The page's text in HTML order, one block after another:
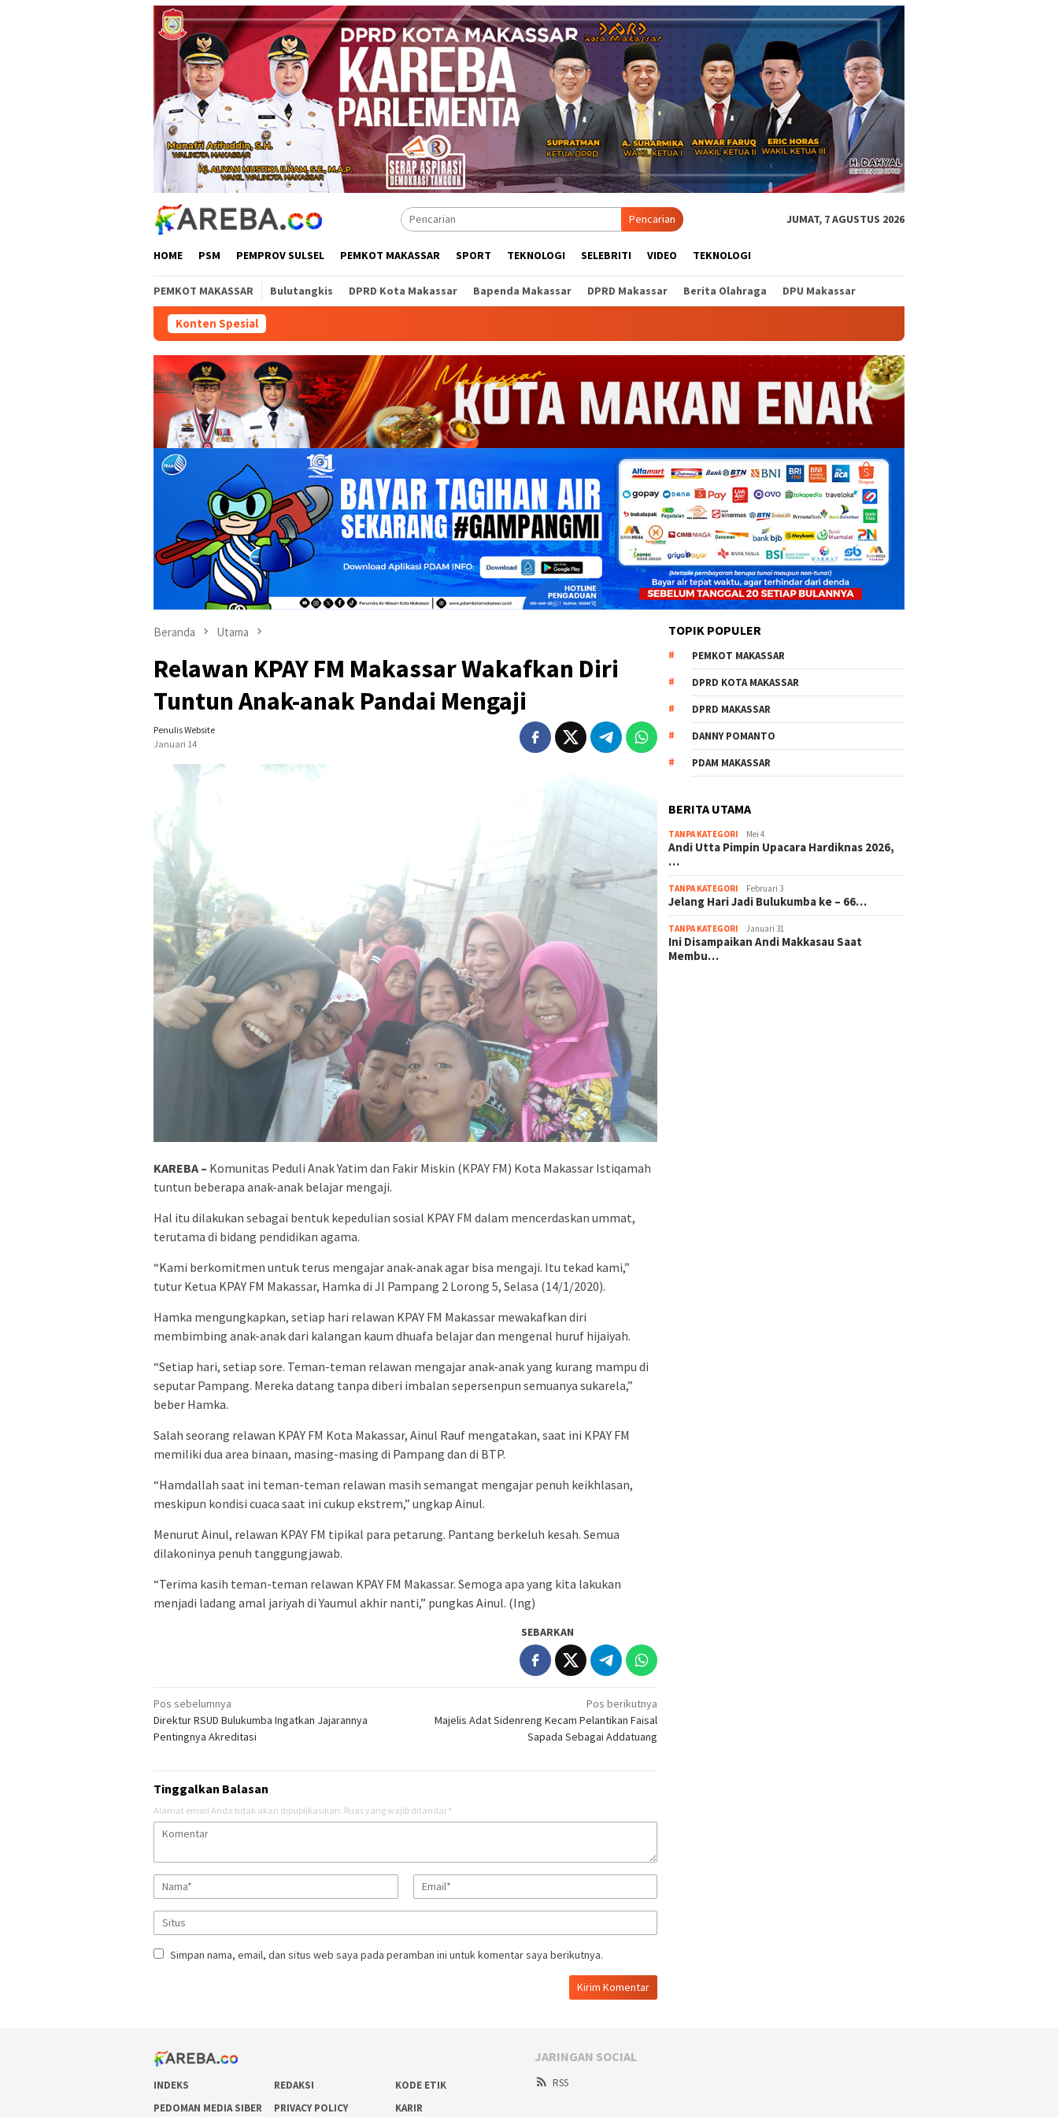
Pencarian JUMAT, 7 AGUSTUS 2026
HOME PSM PEMPROV SULSEL PEMKOT MAKASSAR SPORT TEKNOLOGI SELEBRITI VIDEO TEKNOLOGI
PEMKOT MAKASSAR Bulutangkis DPRD Kota Makassar Bapenda Makassar DPRD Makassar Berita Olahraga DPU Makassar
Konten Spesial
Beranda Utama
Relawan KPAY FM Makassar Wakafkan Diri
Tuntun Anak-anak Pandai Mengaji
Penulis Website
Januari 14
KAREBA – Komunitas Peduli Anak Yatim dan Fakir Miskin (KPAY FM) Kota Makassar Istiqamah
tuntun beberapa anak-anak belajar mengaji.
Hal itu dilakukan sebagai bentuk kepedulian sosial KPAY FM dalam mencerdaskan ummat,
terutama di bidang pendidikan agama.
“Kami berkomitmen untuk terus mengajar anak-anak agar bisa mengaji. Itu tekad kami,”
tutur Ketua KPAY FM Makassar, Hamka di Jl Pampang 2 Lorong 5, Selasa (14/1/2020).
Hamka mengungkapkan, setiap hari relawan KPAY FM Makassar mewakafkan diri
membimbing anak-anak dari kalangan kaum dhuafa belajar dan mengenal huruf hijaiyah.
“Setiap hari, setiap sore. Teman-teman relawan mengajar anak-anak yang kurang mampu di
seputar Pampang. Mereka datang tanpa diberi imbalan sepersenpun semuanya sukarela,”
beber Hamka.
Salah seorang relawan KPAY FM Kota Makassar, Ainul Rauf mengatakan, saat ini KPAY FM
memiliki dua area binaan, masing-masing di Pampang dan di BTP.
“Hamdallah saat ini teman-teman relawan masih semangat mengajar penuh keikhlasan,
meskipun kondisi cuaca saat ini cukup ekstrem,” ungkap Ainul.
Menurut Ainul, relawan KPAY FM tipikal para petarung. Pantang berkeluh kesah. Semua
dilakoninya penuh tanggungjawab.
“Terima kasih teman-teman relawan KPAY FM Makassar. Semoga apa yang kita lakukan
menjadi ladang amal jariyah di Yaumul akhir nanti,” pungkas Ainul. (Ing)
SEBARKAN
Navigasi
pos
Pos sebelumnya
Direktur RSUD Bulukumba Ingatkan Jajarannya
Pentingnya Akreditasi
Pos berikutnya
Majelis Adat Sidenreng Kecam Pelantikan Faisal
Sapada Sebagai Addatuang
Tinggalkan Balasan
Alamat email Anda tidak akan dipublikasikan. Ruas yang wajib ditandai *
Simpan nama, email, dan situs web saya pada peramban ini untuk komentar saya berikutnya.
TOPIK POPULER
PEMKOT MAKASSAR
DPRD KOTA MAKASSAR
DPRD MAKASSAR
DANNY POMANTO
PDAM MAKASSAR
BERITA UTAMA
TANPA KATEGORI Mei 4
Andi Utta Pimpin Upacara Hardiknas 2026,
…
TANPA KATEGORI Februari 3
Jelang Hari Jadi Bulukumba ke – 66…
TANPA KATEGORI Januari 31
Ini Disampaikan Andi Makkasau Saat
Membu…
INDEKS REDAKSI
KODE ETIK
PEDOMAN MEDIA SIBER
PRIVACY POLICY KARIR
JARINGAN SOCIAL
RSS